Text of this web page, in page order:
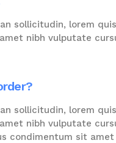
sollicitudin, lorem
nibh vulputate
sollicitudin, lorem
nibh vulputate
condimentum sit amet